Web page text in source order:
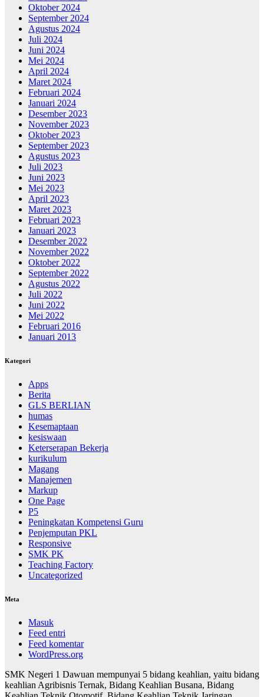
Oktober 2024
September 2024
Agustus 2024
Juli 2024
Juni 2024
Mei 2024
April 2024
Maret 2024
Februari 2024
Januari 2024
Desember 2023
November 2023
Oktober 2023
September 2023
Agustus 2023
Juli 2023
Juni 2023
Mei 2023
April 2023
Maret 2023
Februari 2023
Januari 2023
Desember 2022
November 2022
Oktober 2022
September 2022
Agustus 2022
Juli 2022
Juni 2022
Mei 2022
Februari 2016
Januari 2013
Kategori
Apps
Berita
GLS BERLIAN
humas
Kesemaptaan
kesiswaan
Keterserapan Bekerja
kurikulum
Magang
Manajemen
Markup
One Page
P5
Peningkatan Kompetensi Guru
Penjemputan PKL
Responsive
SMK PK
Teaching Factory
Uncategorized
Meta
Masuk
Feed entri
Feed komentar
WordPress.org
SMK Negeri 1 Dawuan mempunyai 5 bidang keahlian, yaitu bidang
keahlian Agribisnis Ternak, Bidang Keahlian Busana, Bidang